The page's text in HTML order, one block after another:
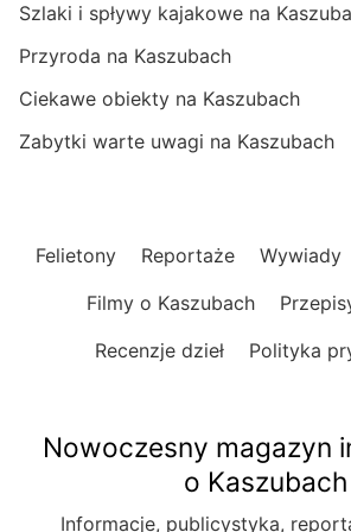
Szlaki i spływy kajakowe na
Przyroda na Kaszubach
Ciekawe obiekty na Kaszubach
Zabytki warte uwagi na Kaszubach
Felietony Reportaże Wywiady
Filmy o Kaszubach
Recenzje dzieł
Polityka
Nowoczesny magazyn
o Kaszubach
Informacje, publicystyka,